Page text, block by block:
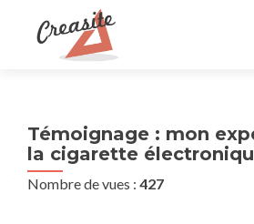
Témoignage : mon
la cigarette
Nombre de vues : 427